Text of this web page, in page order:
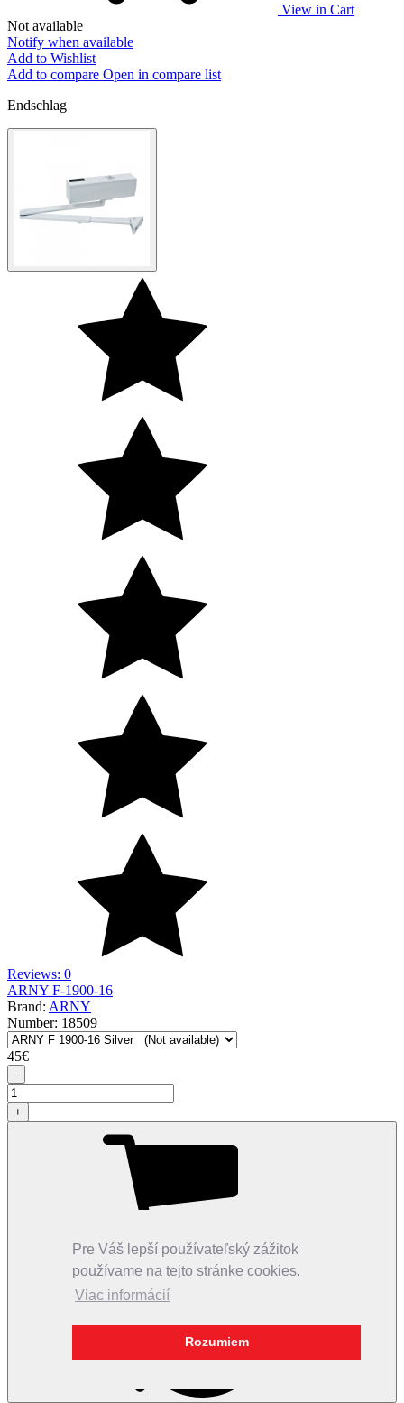
Pre Váš lepší používateľský zážitok
používame na tejto stránke cookies.
Viac informácií
Rozumiem
View in Cart
Not available
Notify when available
Add to Wishlist
Add to compare Open in compare list
Endschlag
Reviews: 0
ARNY F-1900-16
Brand: ARNY
Number: 18509
45€
-
+